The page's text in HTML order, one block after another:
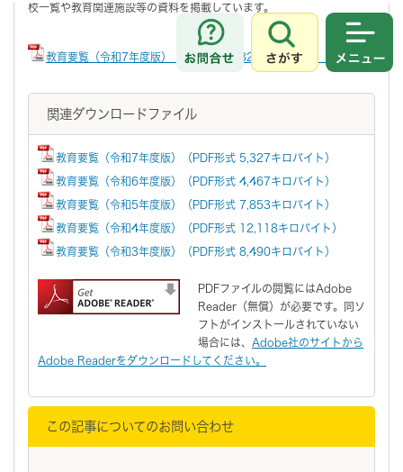
お問合せ
さがす
校一覧や教育関連施設等の資料を掲載しています。
教育要覧（令和7年度版）（PDF形式 5,327キロバイト）
関連ダウンロードファイル
教育要覧（令和7年度版）（PDF形式 5,327キロバイト）
教育要覧（令和6年度版）（PDF形式 4,467キロバイト）
教育要覧（令和5年度版）（PDF形式 7,853キロバイト）
教育要覧（令和4年度版）（PDF形式 12,118キロバイト）
教育要覧（令和3年度版）（PDF形式 8,490キロバイト）
PDFファイルの閲覧にはAdobe
Reader（無償）が必要です。同ソ
フトがインストールされていない
場合には、 Adobe社のサイトから
Adobe Readerをダウンロードしてください。
この記事についてのお問い合わせ